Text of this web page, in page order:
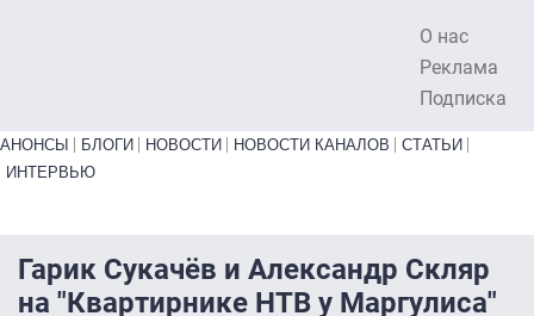
О нас
Реклама
Подписка
Primary links bottom
АНОНСЫ БЛОГИ НОВОСТИ НОВОСТИ КАНАЛОВ
СТАТЬИ
ИНТЕРВЬЮ
Гарик Сукачёв и Александр Скляр
на "Квартирнике НТВ у Маргулиса"